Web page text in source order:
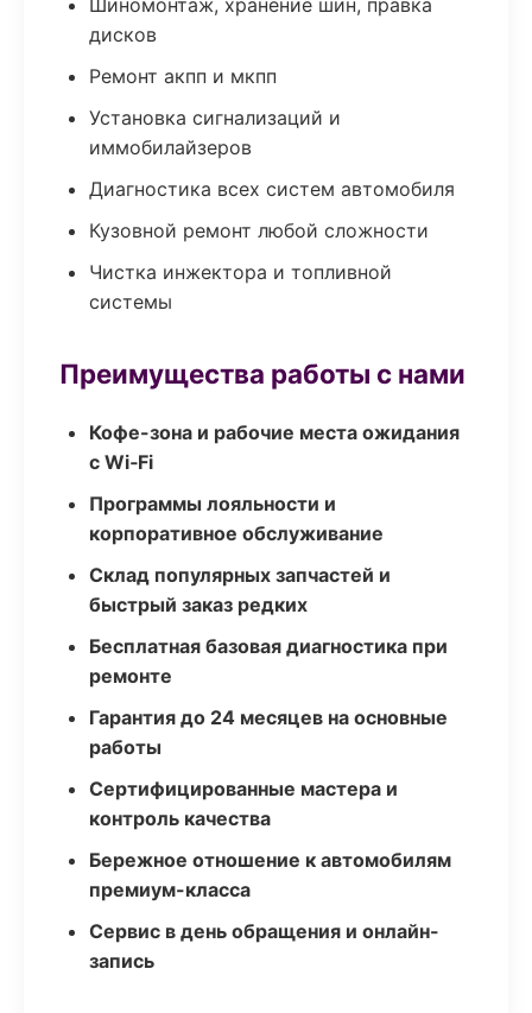
Шиномонтаж, хранение шин, правка
дисков
Ремонт акпп и мкпп
Установка сигнализаций и
иммобилайзеров
Диагностика всех систем автомобиля
Кузовной ремонт любой сложности
Чистка инжектора и топливной
системы
Преимущества работы с нами
Кофе-зона и рабочие места ожидания
с Wi‑Fi
Программы лояльности и
корпоративное обслуживание
Склад популярных запчастей и
быстрый заказ редких
Бесплатная базовая диагностика при
ремонте
Гарантия до 24 месяцев на основные
работы
Сертифицированные мастера и
контроль качества
Бережное отношение к автомобилям
премиум-класса
Сервис в день обращения и онлайн-
запись